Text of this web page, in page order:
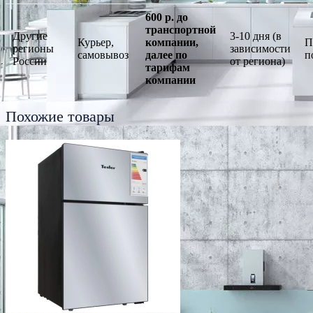
Другие
регионы
России
Курьер,
самовывоз
600 р. до
транспортной
компании,
далее по
тарифам
компании
3-10 дня (в
зависимости
от региона)
Похожие товары